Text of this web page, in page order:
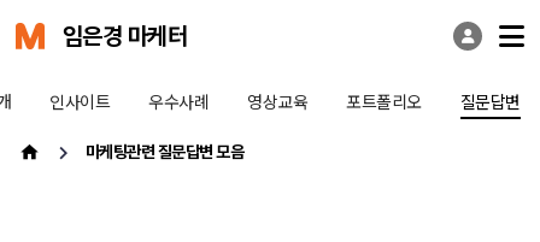
임은경 마케터
인사이트 우수사례 영상교육 포트폴리오 질문답변
마케팅관련 질문답변 모음